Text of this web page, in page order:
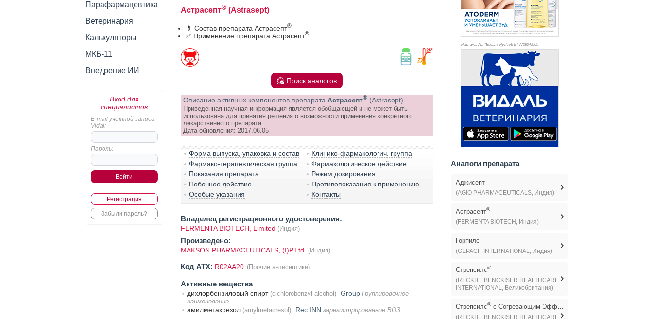
Парафармацевтика
Ветеринария
Калькуляторы
МКБ-11
Внедрение ИИ
Вход для
специалистов
E-mail учетной записи
Vidal:
Пароль:
Регистрация
Забыли пароль?
Астрасепт®(Astrasept)
💊 Состав препарата Астрасепт®
✅ Применение препарата Астрасепт®
Поиск аналогов
Описание активных компонентов препарата Астрасепт® (Astrasept)
Приведенная научная информация является обобщающей и не может быть
использована для принятия решения о возможности применения конкретного
лекарственного препарата.
Дата обновления: 2017.06.05
Форма выпуска, упаковка и состав
Клинико-фармакологич. группа
Фармако-терапевтическая группа
Фармакологическое действие
Показания препарата
Режим дозирования
Побочное действие
Противопоказания к применению
Особые указания
Контакты
Владелец регистрационного удостоверения:
FERMENTA BIOTECH, Limited (Индия)
Произведено:
MAKSON PHARMACEUTICALS, (I)P.Ltd. (Индия)
Код ATX: R02AA20 (Прочие антисептики)
Активные вещества
дихлорбензиловый спирт (dichlorobenzyl alcohol) Group Группировочное
наименование
амилметакрезол (amylmetacresol) Rec.INN зарегистрированное ВОЗ
Реклама. АО "Видаль Рус", ИНН 7728043605
Аналоги препарата
Аджисепт
(AGIO PHARMACEUTICALS, Индия)
Астрасепт®
(FERMENTA BIOTECH, Индия)
Горпилс
(GEPACH INTERNATIONAL, Индия)
Стрепсилс®
(RECKITT BENCKISER HEALTHCARE
INTERNATIONAL, Великобритания)
Стрепсилс®с Согревающим Эффектом
(RECKITT BENCKISER HEALTHCARE